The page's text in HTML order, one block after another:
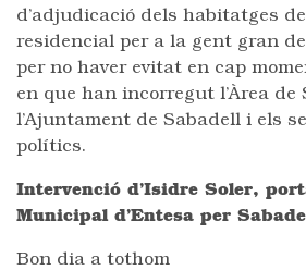
d’adjudicació dels habitatges
residencial per a la gent gran
per no haver evitat en cap
en que han incorregut l’Àrea de
l’Ajuntament de Sabadell i els
polítics.
Intervenció d’Isidre Soler,
Municipal d’Entesa per
Bon dia a tothom